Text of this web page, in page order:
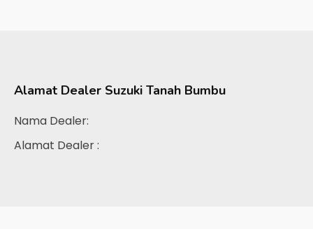
Alamat Dealer Suzuki Tanah Bumbu
Nama Dealer:
Alamat Dealer :